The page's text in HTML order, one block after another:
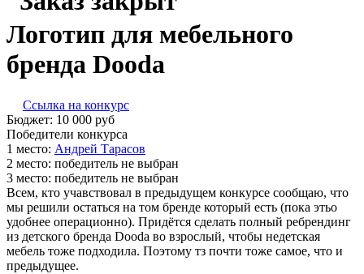
Логотип для мебельного
бренда Dooda
Ссылка на конкурс
Бюджет: 10 000 руб
Победители конкурса
1 место: Ан­дрей Та­расов
2 место: победитель не выбран
3 место: победитель не выбран
Всем, кто учавствовал в предыдущем конкурсе сообщаю, что
мы решили остаться на том бренде который есть (пока этьо
удобнее операционно). Придётся сделать полный ребрендинг
из детского бренда Dooda во взрослый, чтобы недетская
мебель тоже подходила. Поэтому тз почти тоже самое, что и
предыдущее.